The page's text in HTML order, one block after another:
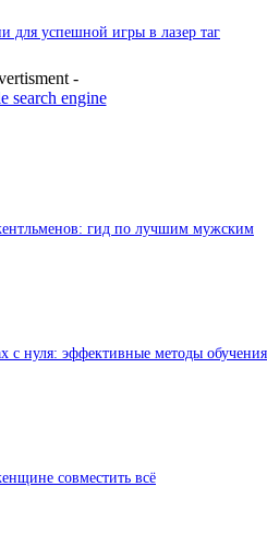
для успешной игры в лазер таг
-
гид по лучшим мужским
с нуля: эффективные методы
совместить всё